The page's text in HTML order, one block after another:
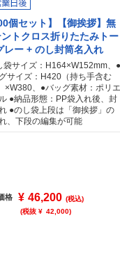
個セット】【御挨拶】無
トクロス折りたたみトー
レー + のし封筒名入れ
袋サイズ：H164×W152mm、●
サイズ：H420（持ち手含む
×W380、●バッグ素材：ポリエ
●納品形態：PP袋入れ後、封
●のし袋上段は「御挨拶」の
、下段の編集が可能
格 ¥ 46,200 (税込)
(税抜 ¥ 42,000)